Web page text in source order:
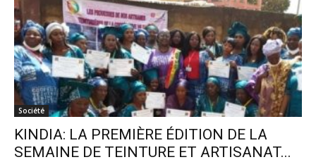
Société
KINDIA: LA PREMIÈRE ÉDITION DE LA
SEMAINE DE TEINTURE ET ARTISANAT...